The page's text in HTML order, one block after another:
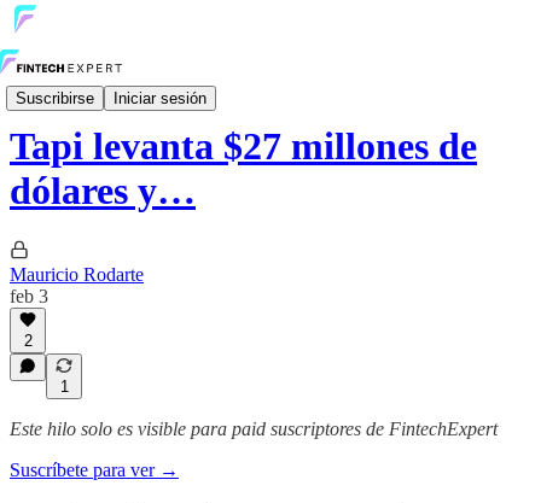
Suscribirse Iniciar sesión
Internacional
Tapi levanta $27 millones de
dólares y…
Mauricio Rodarte
feb 3
2
1
Este hilo solo es visible para paid suscriptores de FintechExpert
Suscríbete para ver →